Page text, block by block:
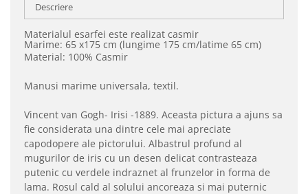
Descriere
Materialul esarfei este realizat casmir
Marime: 65 x175 cm (lungime 175 cm/latime 65 cm)
Material: 100% Casmir
Manusi marime universala, textil.
Vincent van Gogh- Irisi -1889. Aceasta pictura a ajuns sa
fie considerata una dintre cele mai apreciate
capodopere ale pictorului. Albastrul profund al
mugurilor de iris cu un desen delicat contrasteaza
putenic cu verdele indraznet al frunzelor in forma de
lama. Rosul cald al solului ancoreaza si mai puternic